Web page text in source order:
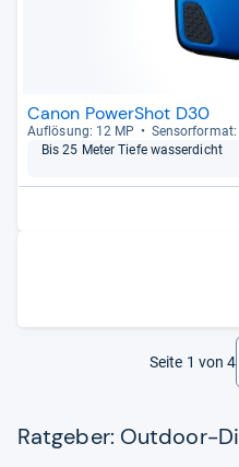
Canon PowerShot D30
Auf­lö­sung: 12 MP
Bis 25 Meter Tiefe was­ser­dicht
Seite 1 von 4
Ratgeber: Outdoor-